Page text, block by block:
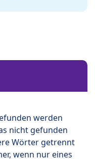
werden
nicht gefunden
Wörter getrennt
wenn nur eines